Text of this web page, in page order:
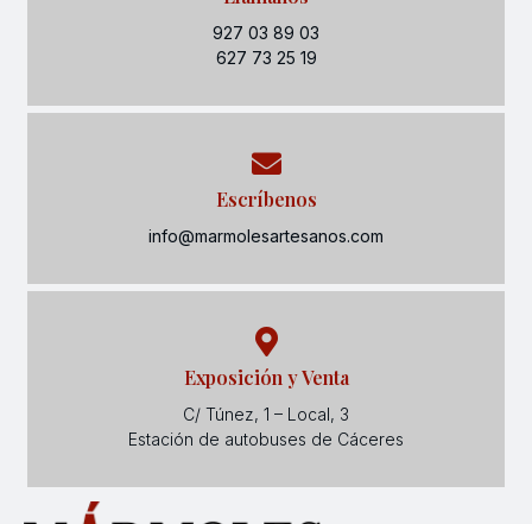
927 03 89 03
627 73 25 19
Escríbenos
info@marmolesartesanos.com
Exposición y Venta
C/ Túnez, 1 – Local, 3
Estación de autobuses de Cáceres